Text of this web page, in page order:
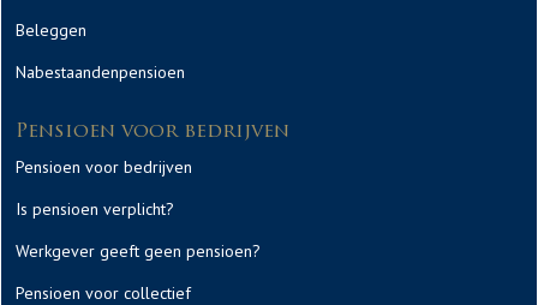
Beleggen
Nabestaandenpensioen
Pensioen voor bedrijven
Pensioen voor bedrijven
Is pensioen verplicht?
Werkgever geeft geen pensioen?
Pensioen voor collectief